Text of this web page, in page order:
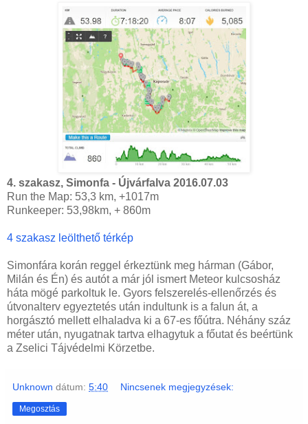
4. szakasz, Simonfa - Újvárfalva 2016.07.03
Run the Map: 53,3 km, +1017m
Runkeeper: 53,98km, + 860m
4 szakasz leölthető térkép
Simonfára korán reggel érkeztünk meg hárman (Gábor,
Milán és Én) és autót a már jól ismert Meteor kulcsosház
háta mögé parkoltuk le. Gyors felszerelés-ellenőrzés és
útvonalterv egyeztetés után indultunk is a falun át, a
horgásztó mellett elhaladva ki a 67-es főútra. Néhány száz
méter után, nyugatnak tartva elhagytuk a főutat és beértünk
a Zselici Tájvédelmi Körzetbe.
Unknown dátum: 5:40 Nincsenek megjegyzések:
Megosztás